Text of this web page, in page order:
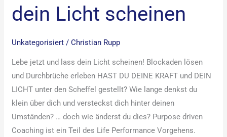
dein Licht scheinen
Unkategorisiert /Christian Rupp
Lebe jetzt und lass dein Licht scheinen! Blockaden lösen
und Durchbrüche erleben HAST DU DEINE KRAFT und DEIN
LICHT unter den Scheffel gestellt? Wie lange denkst du
klein über dich und versteckst dich hinter deinen
Umständen? … doch wie änderst du dies? Purpose driven
Coaching ist ein Teil des Life Performance Vorgehens.